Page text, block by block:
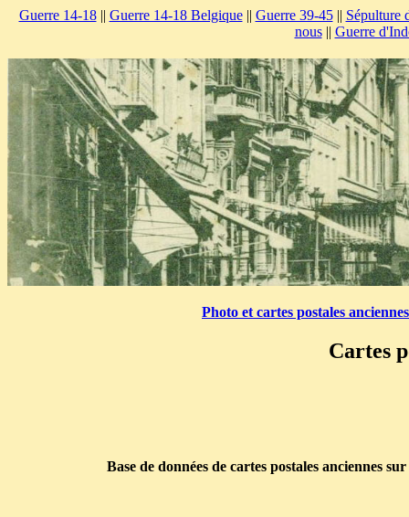
Guerre 14-18|| Guerre 14-18 Belgique|| Guerre 39-45|| Sépulture
nous|| Guerre
Photo et cartes postales
Cartes
Base de données de cartes postales anciennes